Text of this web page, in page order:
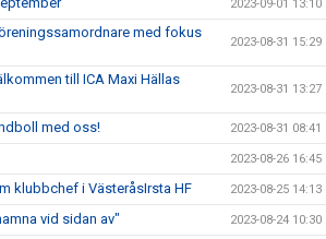
2023-09-01 13:10
med fokus
2023-08-31 15:29
till ICA Maxi Hällas
2023-08-31 13:27
med oss! 2023-08-31 08:41
2023-08-26 16:45
klubbchef i VästeråsIrsta HF 2023-08-25 14:13
vid sidan av" 2023-08-24 10:30